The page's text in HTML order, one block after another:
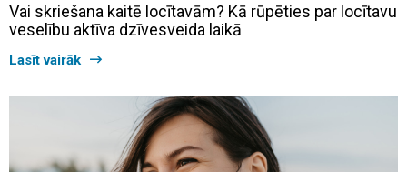
Vai skriešana kaitē locītavām? Kā rūpēties par locītavu
veselību aktīva dzīvesveida laikā
Lasīt vairāk